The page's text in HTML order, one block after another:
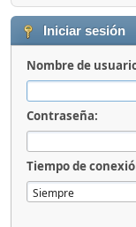
Iniciar sesión
Nombre de
Contraseña:
Tiempo de